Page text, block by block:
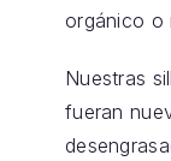
orgánico o
Nuestras
fueran